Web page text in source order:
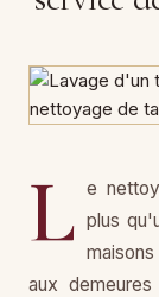
L e
plus
aux